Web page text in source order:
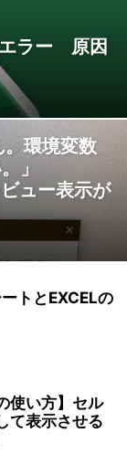
ラー 原因
環境変数
」
ュー表示が
トとEXCELの
使い方】セル
て表示させる